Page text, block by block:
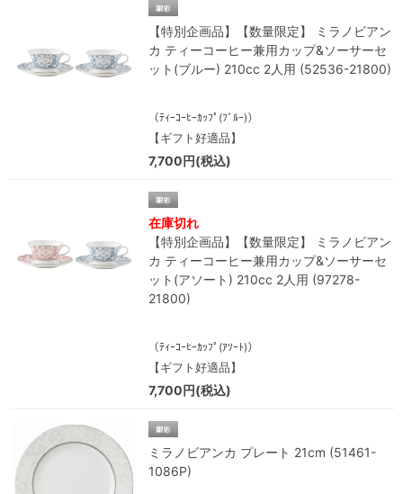
【特別企画品】【数量限定】 ミラノビアン
カ ティーコーヒー兼用カップ&ソーサーセ
ット(ブルー) 210cc 2人用 (52536-21800)
（ﾃｨｰｺｰﾋｰｶｯﾌﾟ(ﾌﾞﾙｰ)）
【ギフト好適品】
7,700円(税込)
在庫切れ
【特別企画品】【数量限定】 ミラノビアン
カ ティーコーヒー兼用カップ&ソーサーセ
ット(アソート) 210cc 2人用 (97278-
21800)
（ﾃｨｰｺｰﾋｰｶｯﾌﾟ(ｱｿｰﾄ)）
【ギフト好適品】
7,700円(税込)
ミラノビアンカ プレート 21cm (51461-
1086P)